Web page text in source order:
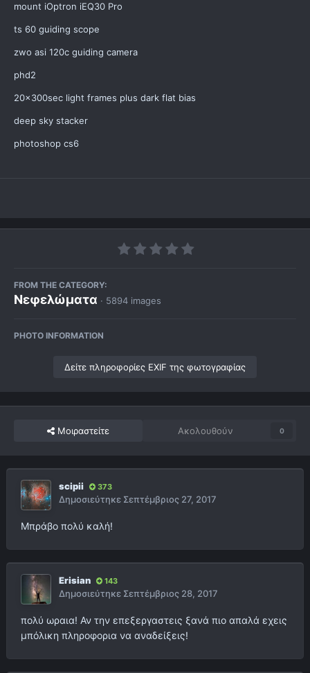
mount iOptron iEQ30 Pro
ts 60 guiding scope
zwo asi 120c guiding camera
phd2
20x300sec light frames plus dark flat bias
deep sky stacker
photoshop cs6
FROM THE CATEGORY:
Νεφελώματα · 5894 images
PHOTO INFORMATION
Δείτε πληροφορίες EXIF της φωτογραφίας
Μοιραστείτε Ακολουθούν 0
scipii 373
Δημοσιεύτηκε Σεπτέμβριος 27, 2017
Μπράβο πολύ καλή!
Erisian 143
Δημοσιεύτηκε Σεπτέμβριος 28, 2017
πολύ ωραια! Αν την επεξεργαστεις ξανά πιο απαλά εχεις
μπόλικη πληροφορια να αναδείξεις!